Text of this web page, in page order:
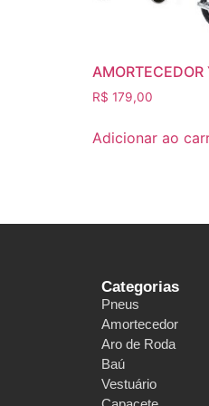
R$ 179,00
Adicionar ao
Categorias
Pneus
Amortecedor
Aro de Roda
Baú
Vestuário